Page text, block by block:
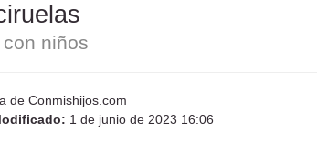
niños
de Conmishijos.com
1 de junio de 2023 16:06